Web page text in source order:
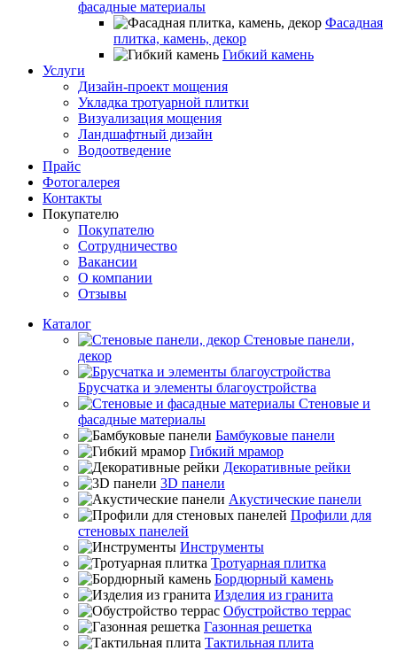
фасадные материалы
Фасадная
плитка, камень, декор
Гибкий камень
Услуги
Дизайн-проект мощения
Укладка тротуарной плитки
Визуализация мощения
Ландшафтный дизайн
Водоотведение
Прайс
Фотогалерея
Контакты
Покупателю
Покупателю
Сотрудничество
Вакансии
О компании
Отзывы
Каталог
Стеновые панели,
декор
Брусчатка и элементы благоустройства
Стеновые и
фасадные материалы
Бамбуковые панели
Гибкий мрамор
Декоративные рейки
3D панели
Акустические панели
Профили для
стеновых панелей
Инструменты
Тротуарная плитка
Бордюрный камень
Изделия из гранита
Обустройство террас
Газонная решетка
Тактильная плита